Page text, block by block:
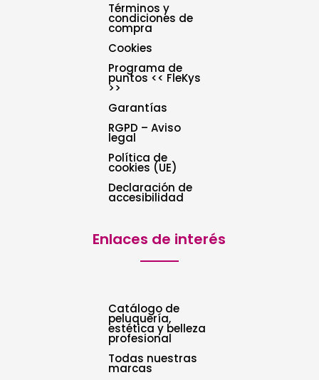
Términos y
condiciones de
compra
Cookies
Programa de
puntos << FleKys
>>
Garantías
RGPD – Aviso
legal
Política de
cookies (UE)
Declaración de
accesibilidad
Enlaces de interés
Catálogo de
peluquería,
estética y belleza
profesional
Todas nuestras
marcas